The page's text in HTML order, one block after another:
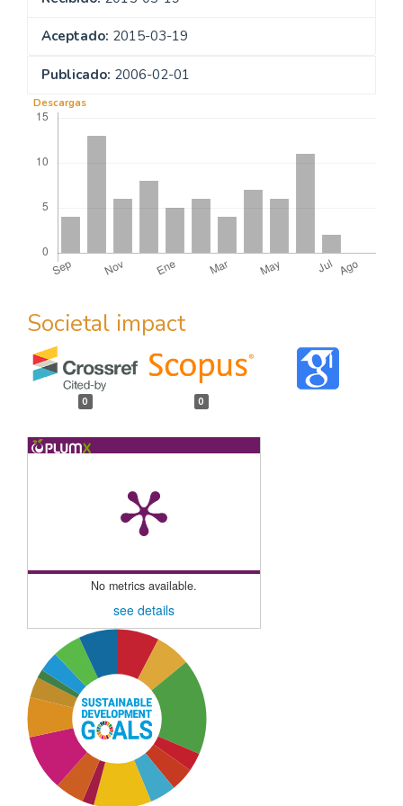
Aceptado: 2015-03-19
Publicado: 2006-02-01
Descargas
Societal impact
0 0
No metrics available.
see details